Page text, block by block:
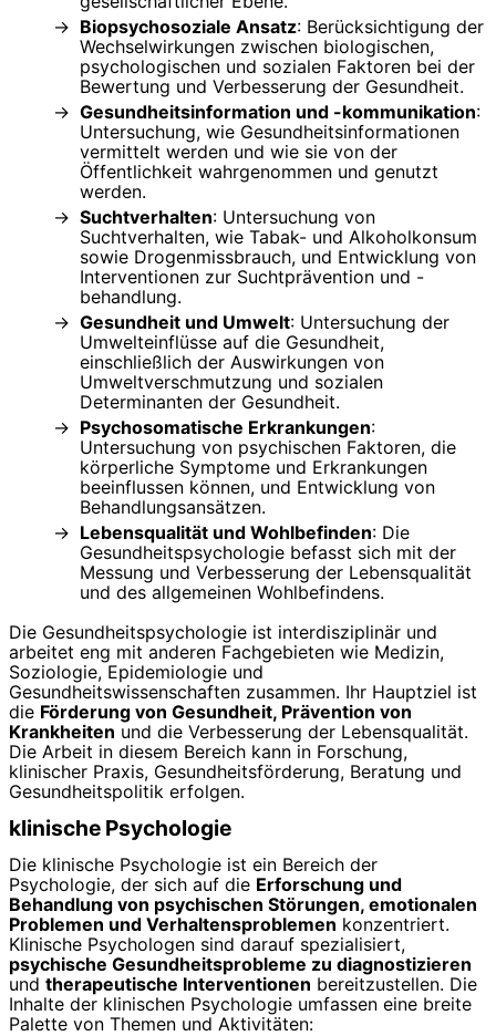
Biopsychosoziale Ansatz: Berücksichtigung der
Wechselwirkungen zwischen biologischen,
psychologischen und sozialen Faktoren bei der
Bewertung und Verbesserung der Gesundheit.
Gesundheitsinformation und -kommunikation:
Untersuchung, wie Gesundheitsinformationen
vermittelt werden und wie sie von der
Öffentlichkeit wahrgenommen und genutzt
werden.
Suchtverhalten: Untersuchung von
Suchtverhalten, wie Tabak- und Alkoholkonsum
sowie Drogenmissbrauch, und Entwicklung von
Interventionen zur Suchtprävention und -
behandlung.
Gesundheit und Umwelt: Untersuchung der
Umwelteinflüsse auf die Gesundheit,
einschließlich der Auswirkungen von
Umweltverschmutzung und sozialen
Determinanten der Gesundheit.
Psychosomatische Erkrankungen:
Untersuchung von psychischen Faktoren, die
körperliche Symptome und Erkrankungen
beeinflussen können, und Entwicklung von
Behandlungsansätzen.
Lebensqualität und Wohlbefinden: Die
Gesundheitspsychologie befasst sich mit der
Messung und Verbesserung der Lebensqualität
und des allgemeinen Wohlbefindens.
Die Gesundheitspsychologie ist interdisziplinär und
arbeitet eng mit anderen Fachgebieten wie Medizin,
Soziologie, Epidemiologie und
Gesundheitswissenschaften zusammen. Ihr Hauptziel ist
die Förderung von Gesundheit, Prävention von
Krankheiten und die Verbesserung der Lebensqualität.
Die Arbeit in diesem Bereich kann in Forschung,
klinischer Praxis, Gesundheitsförderung, Beratung und
Gesundheitspolitik erfolgen.
klinische Psychologie
Die klinische Psychologie ist ein Bereich der
Psychologie, der sich auf die Erforschung und
Behandlung von psychischen Störungen, emotionalen
Problemen und Verhaltensproblemen konzentriert.
Klinische Psychologen sind darauf spezialisiert,
psychische Gesundheitsprobleme zu diagnostizieren
und therapeutische Interventionen bereitzustellen. Die
Inhalte der klinischen Psychologie umfassen eine breite
Palette von Themen und Aktivitäten: